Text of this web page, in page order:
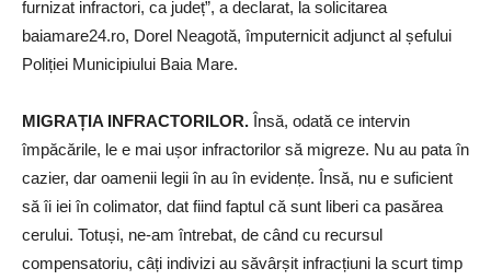
furnizat infractori, ca județ”, a declarat, la solicitarea
baiamare24.ro, Dorel Neagotă, împuternicit adjunct al șefului
Poliției Municipiului Baia Mare.
MIGRAȚIA INFRACTORILOR. Însă, odată ce intervin
împăcările, le e mai ușor infractorilor să migreze. Nu au pata în
cazier, dar oamenii legii în au în evidențe. Însă, nu e suficient
să îi iei în colimator, dat fiind faptul că sunt liberi ca pasărea
cerului. Totuși, ne-am întrebat, de când cu recursul
compensatoriu, câți indivizi au săvârșit infracțiuni la scurt timp